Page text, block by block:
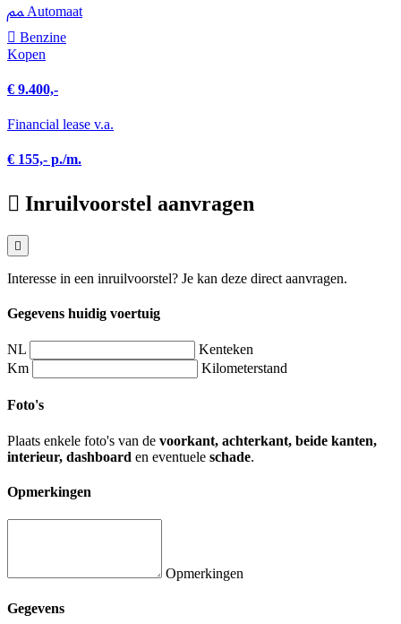
Automaat
Benzine
Kopen
€ 9.400,-
Financial lease v.a.
€ 155,- p./m.
Inruilvoorstel aanvragen
Interesse in een inruilvoorstel? Je kan deze direct aanvragen.
Gegevens huidig voertuig
NL
Kenteken
Km
Kilometerstand
Foto's
Plaats enkele foto's van de voorkant, achterkant, beide kanten,
interieur, dashboard en eventuele schade.
Opmerkingen
Opmerkingen
Gegevens